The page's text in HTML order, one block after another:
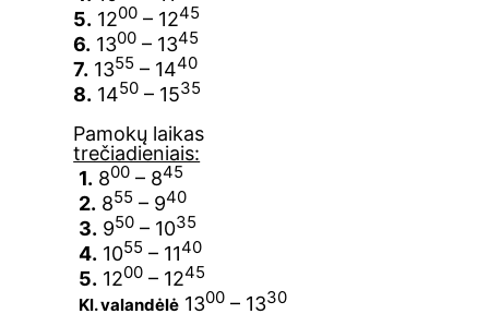
5. 1200 – 1245
6. 1300 – 1345
7. 1355 – 1440
8. 1450 – 1535
Pamokų laikas
trečiadieniais:
1. 800 – 845
2. 855 – 940
3. 950 – 1035
4. 1055 – 1140
5. 1200 – 1245
Kl. valandėlė 1300 – 1330